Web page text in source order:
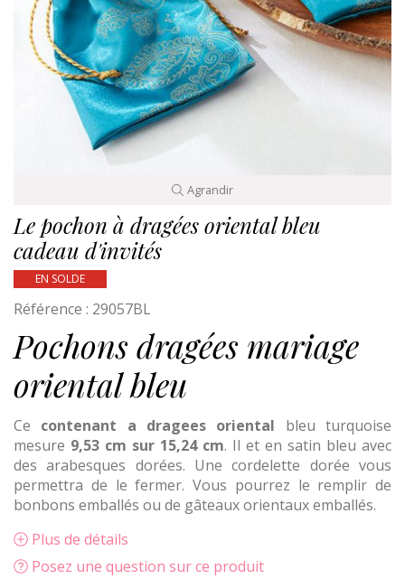
Agrandir
Le pochon à dragées oriental bleu
cadeau d'invités
EN SOLDE
Référence : 29057BL
Pochons dragées mariage
oriental bleu
Ce contenant a dragees oriental bleu turquoise
mesure 9,53 cm sur 15,24 cm. Il et en satin bleu avec
des arabesques dorées. Une cordelette dorée vous
permettra de le fermer. Vous pourrez le remplir de
bonbons emballés ou de gâteaux orientaux emballés.
Plus de détails
Posez une question sur ce produit